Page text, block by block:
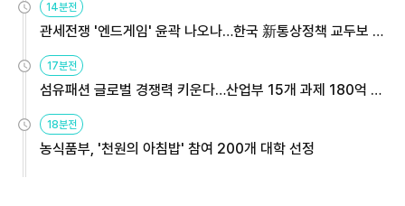
14분전
관세전쟁 '엔드게임' 윤곽 나오나…한국 新통상정책 교두보 활
용해야
17분전
섬유패션 글로벌 경쟁력 키운다…산업부 15개 과제 180억 지
원
18분전
농식품부, '천원의 아침밥' 참여 200개 대학 선정